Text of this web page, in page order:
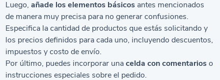
Luego,añade los elementos básicos antes mencionados
de manera muy precisa para no generar confusiones.
Especifica la cantidad de productos que estás solicitando y
los precios definidos para cada uno, incluyendo descuentos,
impuestos y costo de envío.
Por último, puedes incorporar unacelda con comentarioso
instrucciones especiales sobre el pedido.